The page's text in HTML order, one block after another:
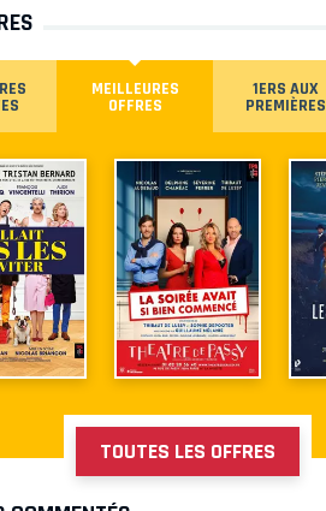
MEILLEURES
OFFRES
1ERS AUX
PREMIÈRES
TOUTES LES OFFRES